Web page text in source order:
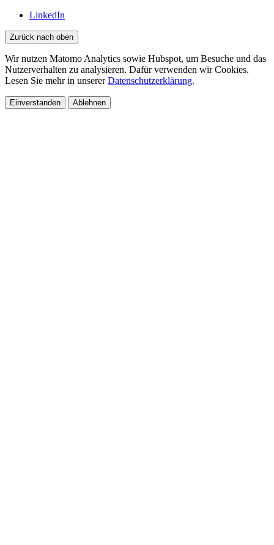
LinkedIn
Zurück nach oben
Wir nutzen Matomo Analytics sowie Hubspot, um Besuche und das
Nutzerverhalten zu analysieren. Dafür verwenden wir Cookies.
Lesen Sie mehr in unsererDatenschutzerklärung.
Einverstanden Ablehnen